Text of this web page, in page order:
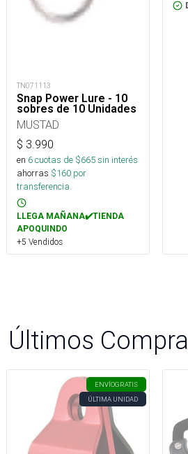
TN071113
Snap Power Lure - 10
sobres de 10 Unidades
MUSTAD
$ 3.990
en 6cuotas de $665sin interés
ahorras $160 por
transferencia.
LLEGA MAÑANA✔️TIENDA
APOQUINDO
+5 Vendidos
Últimos
ENVÍOGRATIS
ÚLTIMA UNIDAD